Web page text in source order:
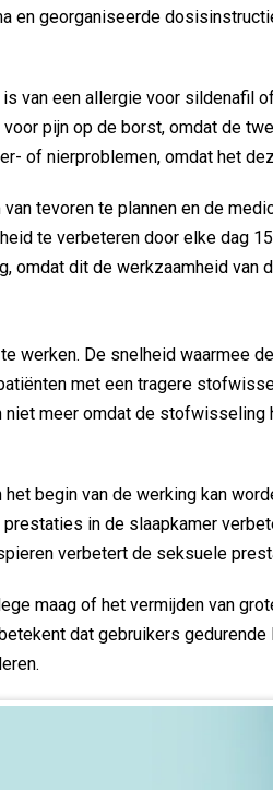
en georganiseerde
van een allergie voor sildenafil
pijn op de borst, omdat de
of nierproblemen, omdat het
tevoren te plannen en de
te verbeteren door elke dag
dit de werkzaamheid van
werken. De snelheid waarmee
met een tragere
meer omdat de stofwisseling
begin van de werking kan
in de slaapkamer
verbetert de seksuele
maag of het vermijden van
dat gebruikers